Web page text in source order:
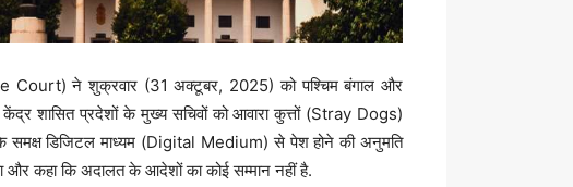
Court) ने शुक्रवार (31 अक्टूबर, 2025) को पश्चिम बंगाल और
शासित प्रदेशों के मुख्य सचिवों को आवारा कुत्तों (Stray Dogs)
समक्ष डिजिटल माध्यम (Digital Medium) से पेश होने की अनुमति
और कहा कि अदालत के आदेशों का कोई सम्मान नहीं है.